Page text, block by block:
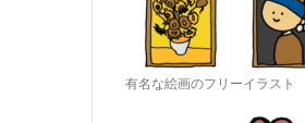
有名な絵画のフリーイラスト